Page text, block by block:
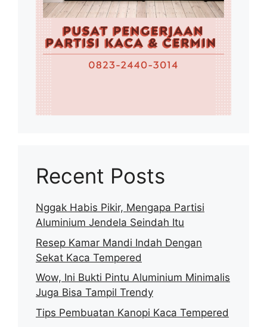
Recent Posts
Nggak Habis Pikir, Mengapa Partisi
Aluminium Jendela Seindah Itu
Resep Kamar Mandi Indah Dengan
Sekat Kaca Tempered
Wow, Ini Bukti Pintu Aluminium Minimalis
Juga Bisa Tampil Trendy
Tips Pembuatan Kanopi Kaca Tempered